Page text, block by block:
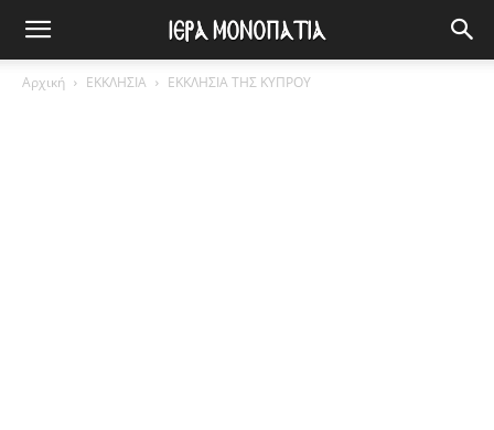
Αρχική ΕΚΚΛΗΣΙΑ ΕΚΚΛΗΣΙΑ ΤΗΣ ΚΥΠΡΟΥ